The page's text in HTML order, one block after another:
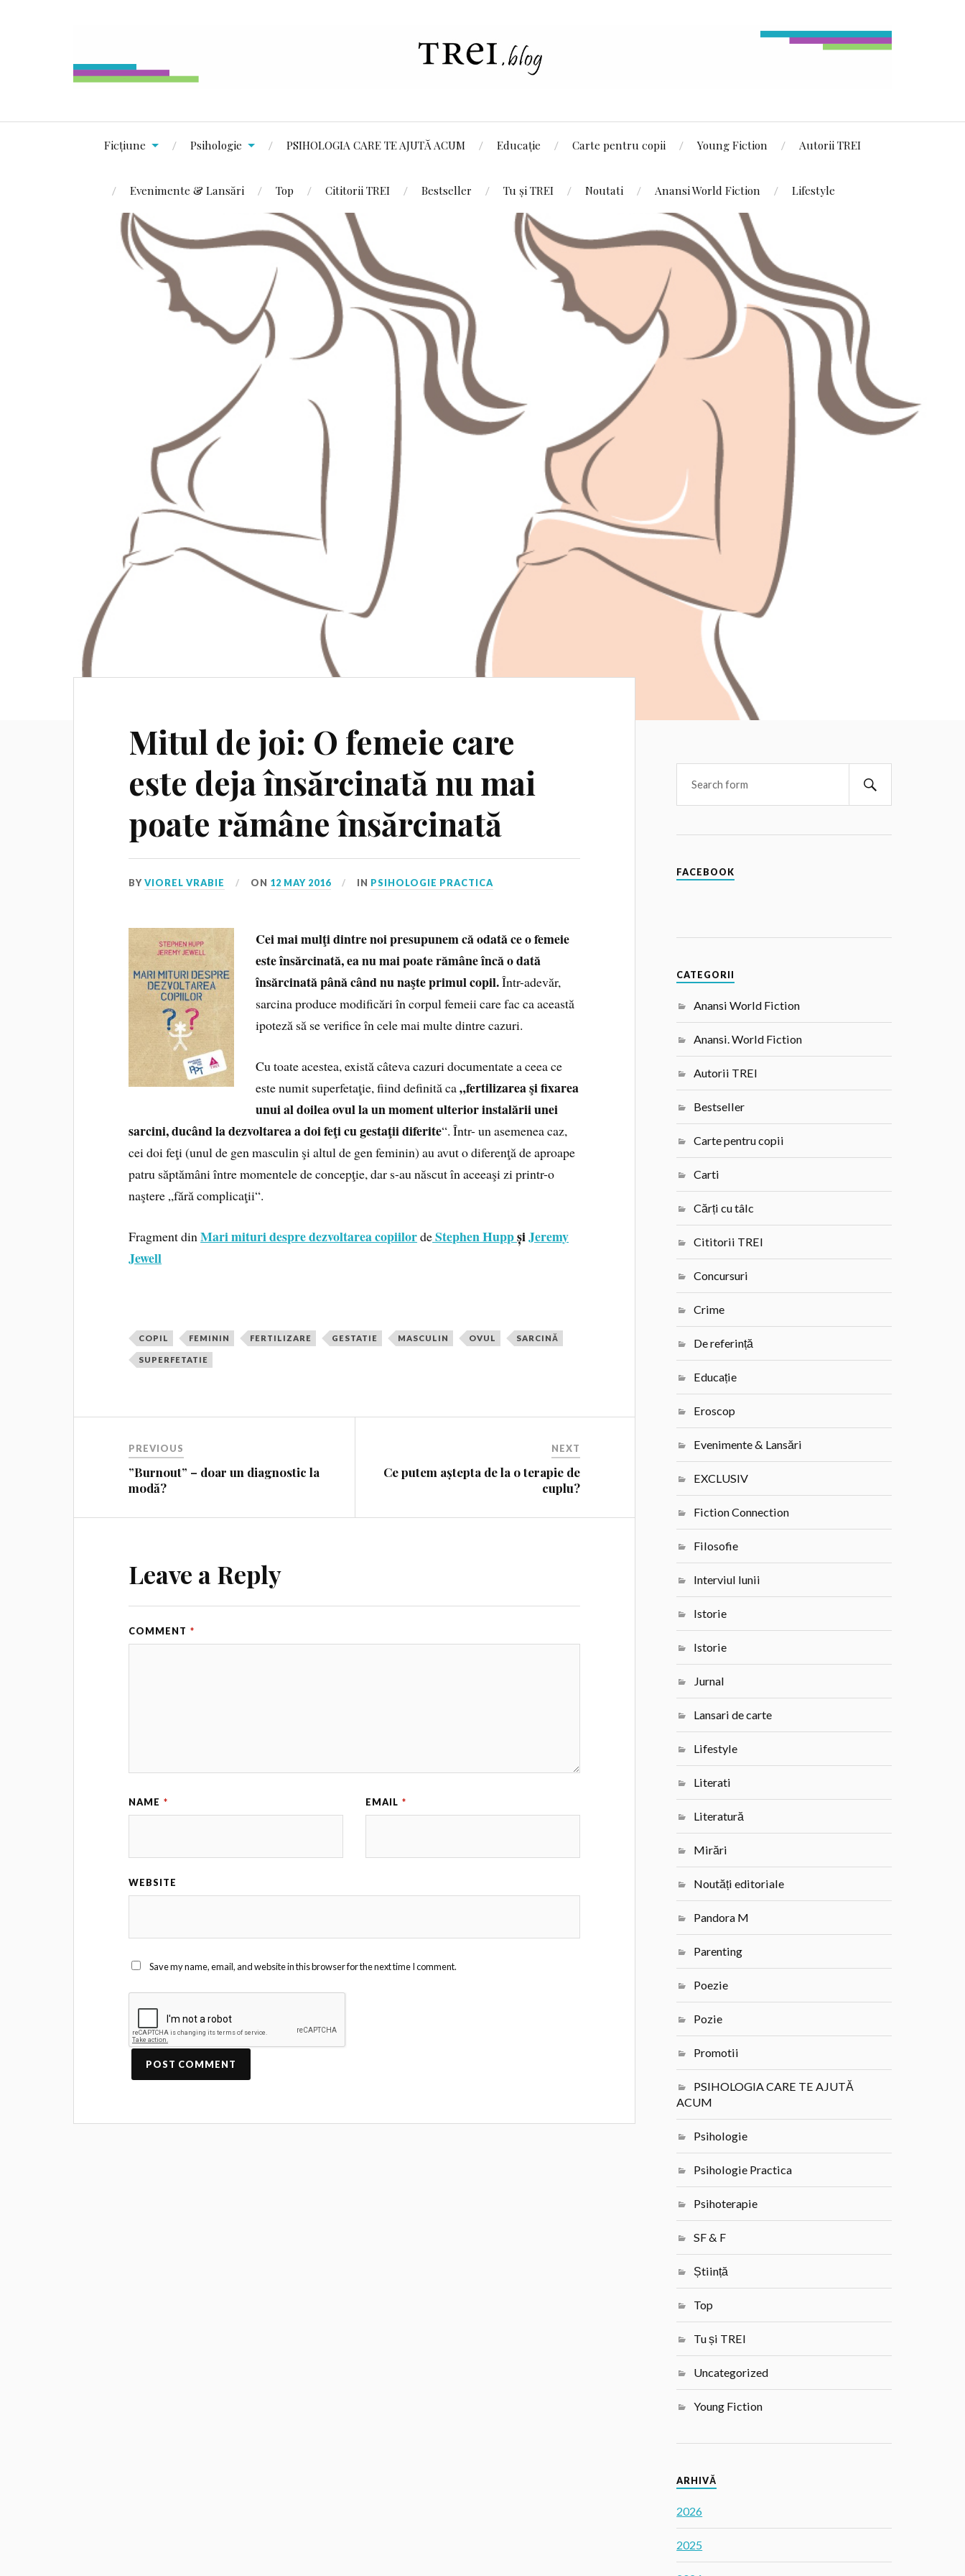
Ficțiune Psihologie PSIHOLOGIA CARE TE AJUTĂ ACUM Educație Carte pentru copii Young Fiction Autorii TREI
Evenimente & Lansări Top Cititorii TREI Bestseller Tu și TREI Noutati Anansi World Fiction Lifestyle
Mitul de joi: O femeie care
este deja însărcinată nu mai
poate rămâne însărcinată
BYVIOREL VRABIE ON 12 MAY 2016 IN PSIHOLOGIE PRACTICA
Cei mai mulţi dintre noi presupunem că odată ce o femeie
este însărcinată, ea nu mai poate rămâne încă o dată
însărcinată până când nu naşte primul copil.Într-adevăr,
sarcina produce modificări în corpul femeii care fac ca această
ipoteză să se verifice în cele mai multe dintre cazuri.
Cu toate acestea, există câteva cazuri documentate a ceea ce
este numit superfetaţie, fiind definită ca„fertilizarea şi fixarea
unui al doilea ovul la un moment ulterior instalării unei
sarcini, ducând la dezvoltarea a doi feţi cu gestaţii diferite“. Într- un asemenea caz,
cei doi feţi (unul de gen masculin şi altul de gen feminin) au avut o diferenţă de aproape
patru săptămâni între momentele de concepţie, dar s-au născut în aceeaşi zi printr-o
naştere „fără complicaţii“.
Fragment dinMari mituri despre dezvoltarea copiilordeStephen HuppșiJeremy
Jewell
COPIL FEMININ FERTILIZARE GESTATIE MASCULIN OVUL SARCINĂ
SUPERFETATIE
PREVIOUS
”Burnout” – doar un diagnostic la
modă?
NEXT
Ce putem aștepta de la o terapie de
cuplu?
Leave a Reply
COMMENT *
NAME * EMAIL *
WEBSITE
Save my name, email, and website in this browser for the next time I comment.
FACEBOOK
CATEGORII
Anansi World Fiction
Anansi. World Fiction
Autorii TREI
Bestseller
Carte pentru copii
Carti
Cărți cu tâlc
Cititorii TREI
Concursuri
Crime
De referință
Educație
Eroscop
Evenimente & Lansări
EXCLUSIV
Fiction Connection
Filosofie
Interviul lunii
Istorie
Istorie
Jurnal
Lansari de carte
Lifestyle
Literati
Literatură
Mirări
Noutăți editoriale
Pandora M
Parenting
Poezie
Pozie
Promotii
PSIHOLOGIA CARE TE AJUTĂ
ACUM
Psihologie
Psihologie Practica
Psihoterapie
SF & F
Știință
Top
Tu și TREI
Uncategorized
Young Fiction
ARHIVĂ
2026
2025